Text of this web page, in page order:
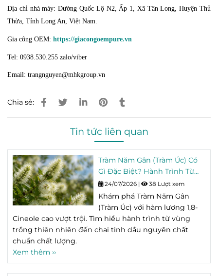
Địa chỉ nhà máy: Đường Quốc Lộ N2, Ấp 1, Xã Tân Long, Huyện Thủ
Thừa, Tỉnh Long An, Việt Nam.
Gia công OEM: https://giacongoempure.vn
Tel: 0938.530.255 zalo/viber
Email: trangnguyen@mhkgroup.vn
Chia sẻ:
Tin tức liên quan
Tràm Năm Gân (Tràm Úc) Có
Gì Đặc Biệt? Hành Trình Từ
Vùng Trồng Đến Chai Tinh
Dầu
24/07/2026 | 38 Lượt xem
Khám phá Tràm Năm Gân
(Tràm Úc) với hàm lượng 1,8-
Cineole cao vượt trội. Tìm hiểu hành trình từ vùng
trồng thiên nhiên đến chai tinh dầu nguyên chất
chuẩn chất lượng.
Xem thêm ››